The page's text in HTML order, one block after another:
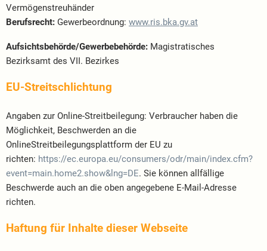
Vermögenstreuhänder
Berufsrecht: Gewerbeordnung: www.ris.bka.gv.at
Aufsichtsbehörde/Gewerbebehörde: Magistratisches
Bezirksamt des VII. Bezirkes
EU-Streitschlichtung
Angaben zur Online-Streitbeilegung: Verbraucher haben die
Möglichkeit, Beschwerden an die
OnlineStreitbeilegungsplattform der EU zu
richten: https://ec.europa.eu/consumers/odr/main/index.cfm?
event=main.home2.show&lng=DE. Sie können allfällige
Beschwerde auch an die oben angegebene E-Mail-Adresse
richten.
Haftung für Inhalte dieser Webseite